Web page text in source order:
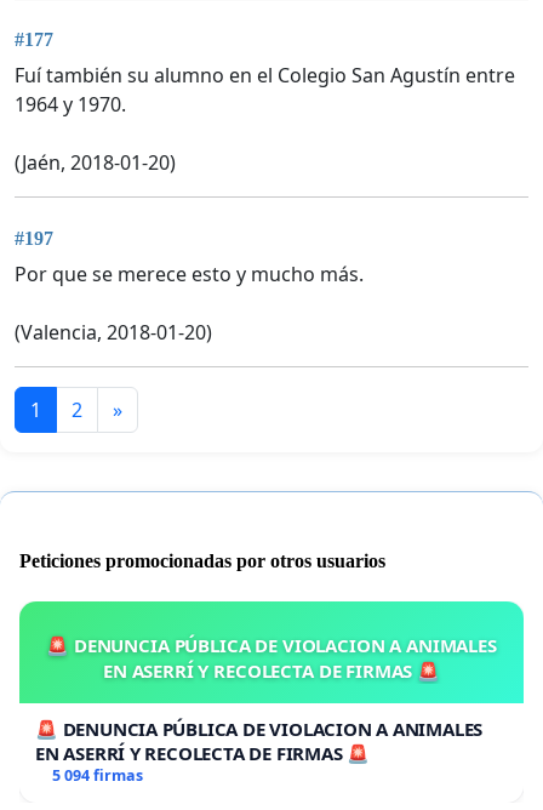
#177
Fuí también su alumno en el Colegio San Agustín entre
1964 y 1970.
(Jaén, 2018-01-20)
#197
Por que se merece esto y mucho más.
(Valencia, 2018-01-20)
1 2 »
Peticiones promocionadas por otros usuarios
🚨 DENUNCIA PÚBLICA DE VIOLACION A ANIMALES
EN ASERRÍ Y RECOLECTA DE FIRMAS 🚨
🚨 DENUNCIA PÚBLICA DE VIOLACION A ANIMALES
EN ASERRÍ Y RECOLECTA DE FIRMAS 🚨
5 094 firmas